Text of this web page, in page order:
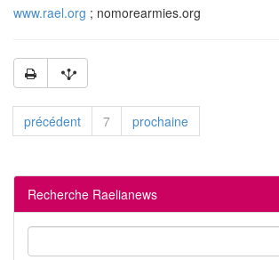
www.rael.org ; nomorearmies.org
précédent 7 prochaine
Recherche Raelianews